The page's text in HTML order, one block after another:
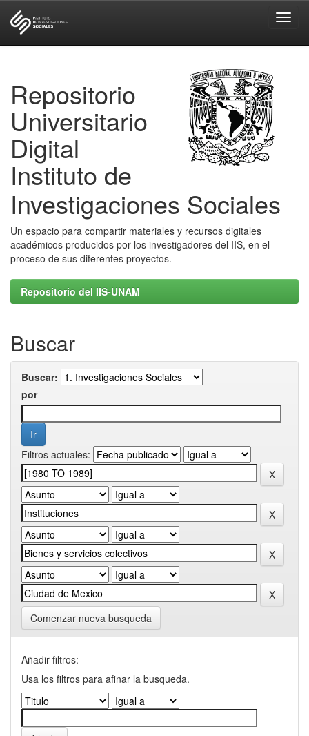
Repositorio
Universitario
Digital
Instituto de
Investigaciones Sociales
Un espacio para compartir materiales y recursos digitales
académicos producidos por los investigadores del IIS, en el
proceso de sus diferentes proyectos.
Repositorio del IIS-UNAM
Buscar
Buscar:
por
Filtros actuales:
Comenzar nueva busqueda
Añadir filtros:
Usa los filtros para afinar la busqueda.